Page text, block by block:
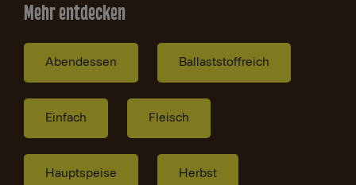
Mehr entdecken
Abendessen Ballaststoffreich
Einfach Fleisch
Hauptspeise Herbst